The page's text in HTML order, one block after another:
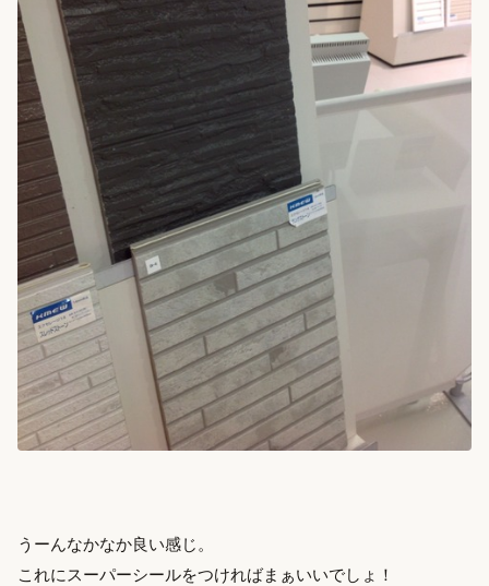
うーんなかなか良い感じ。
これにスーパーシールをつければまぁいいでしょ！